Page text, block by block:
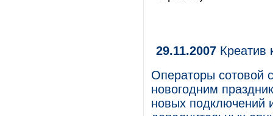
29.11.2007 Креатив
Операторы сотовой
новогодним
новых подключений